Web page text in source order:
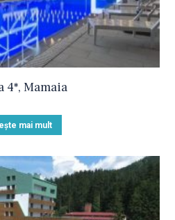
4*, Mamaia
mai mult